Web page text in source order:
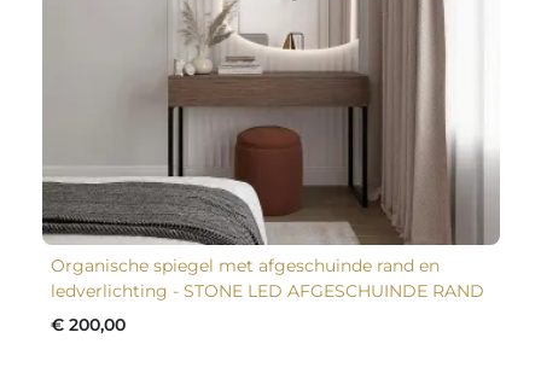
Organische spiegel met afgeschuinde rand en
ledverlichting - STONE LED AFGESCHUINDE RAND
€ 200,00